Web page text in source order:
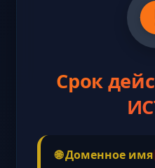
Срок
🌐 Доменное имя